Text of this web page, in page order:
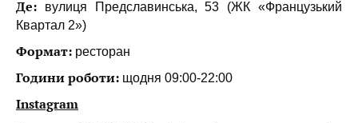
Де: вулиця Предславинська, 53 (ЖК «Французький
Квартал 2»)
Формат: ресторан
Години роботи: щодня 09:00-22:00
Instagram